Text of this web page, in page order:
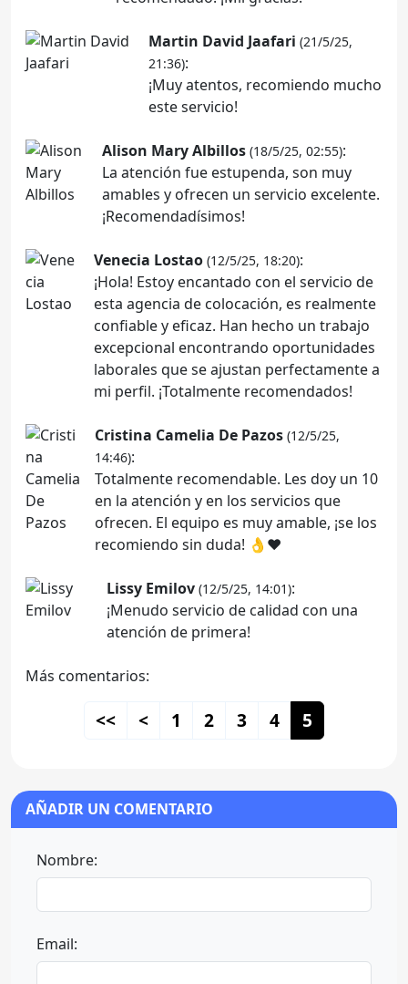
Martin David Jaafari (21/5/25,
21:36):
¡Muy atentos, recomiendo mucho
este servicio!
Alison Mary Albillos (18/5/25, 02:55):
La atención fue estupenda, son muy
amables y ofrecen un servicio excelente.
¡Recomendadísimos!
Venecia Lostao (12/5/25, 18:20):
¡Hola! Estoy encantado con el servicio de
esta agencia de colocación, es realmente
confiable y eficaz. Han hecho un trabajo
excepcional encontrando oportunidades
laborales que se ajustan perfectamente a
mi perfil. ¡Totalmente recomendados!
Cristina Camelia De Pazos (12/5/25,
14:46):
Totalmente recomendable. Les doy un 10
en la atención y en los servicios que
ofrecen. El equipo es muy amable, ¡se los
recomiendo sin duda! 👌♥️
Lissy Emilov (12/5/25, 14:01):
¡Menudo servicio de calidad con una
atención de primera!
Más comentarios:
<< < 1 2 3 4 5
AÑADIR UN COMENTARIO
Nombre:
Email: